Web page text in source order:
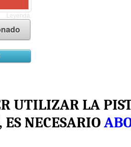
Leyenda.
UTILIZAR LA
NECESARIO